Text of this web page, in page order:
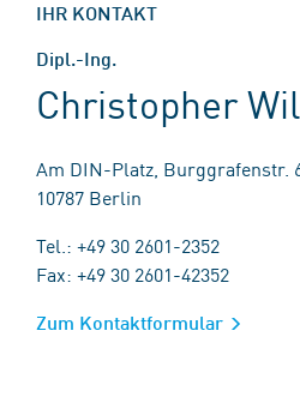
IHR KONTAKT
Dipl.-Ing.
Christopher
Am DIN-Platz, Burggrafenstr.
10787 Berlin
Tel.: +49 30 2601-2352
Fax: +49 30 2601-42352
Zum Kontaktformular